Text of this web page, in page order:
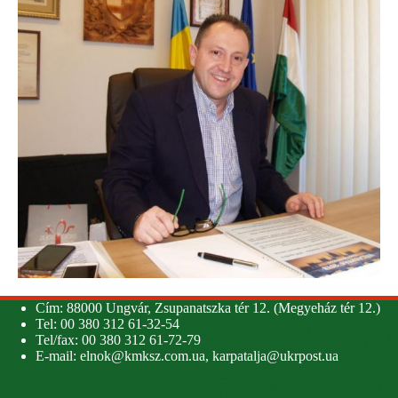
Cím: 88000 Ungvár, Zsupanatszka tér 12. (Megyeház tér 12.)
Tel: 00 380 312 61-32-54
Tel/fax: 00 380 312 61-72-79
E-mail: elnok@kmksz.com.ua, karpatalja@ukrpost.ua